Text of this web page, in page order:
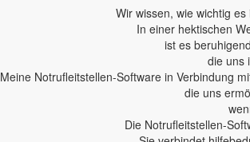
Wir wissen, wie wichtig
In einer hektischen
ist es
die uns
Meine Notrufleitstellen-Software in Verbindung
die uns
Die Notrufleitstellen-